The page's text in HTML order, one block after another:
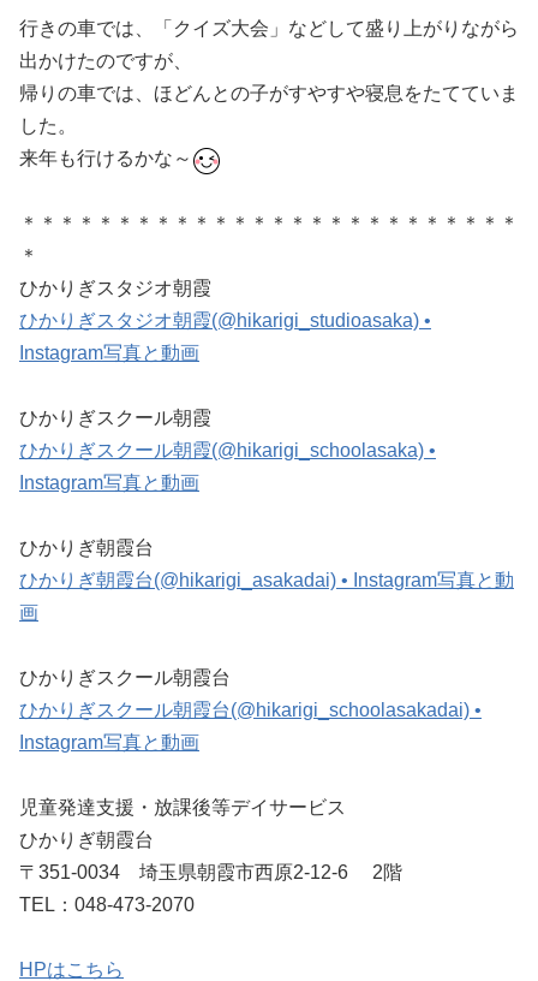
行きの車では、「クイズ大会」などして盛り上がりながら
出かけたのですが、
帰りの車では、ほどんとの子がすやすや寝息をたてていま
した。
来年も行けるかな～
＊＊＊＊＊＊＊＊＊＊＊＊＊＊＊＊＊＊＊＊＊＊＊＊＊＊
＊
ひかりぎスタジオ朝霞
ひかりぎスタジオ朝霞(@hikarigi_studioasaka) •
Instagram写真と動画
ひかりぎスクール朝霞
ひかりぎスクール朝霞(@hikarigi_schoolasaka) •
Instagram写真と動画
ひかりぎ朝霞台
ひかりぎ朝霞台(@hikarigi_asakadai) • Instagram写真と動
画
ひかりぎスクール朝霞台
ひかりぎスクール朝霞台(@hikarigi_schoolasakadai) •
Instagram写真と動画
児童発達支援・放課後等デイサービス
ひかりぎ朝霞台
〒351-0034 埼玉県朝霞市西原2-12-6 2階
TEL：048-473-2070
HPはこちら